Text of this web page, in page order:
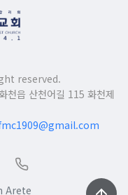
reserved.
천읍 산천어길 115 화천제
Arete